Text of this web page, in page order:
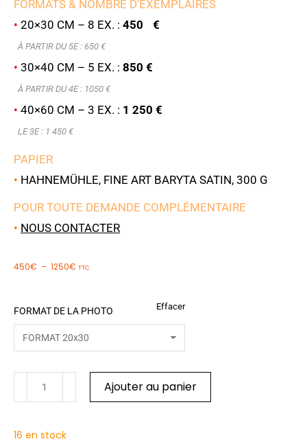
FORMATS & NOMBRE D’EXEMPLAIRES
• 20×30 CM – 8 EX. : 450 €
À PARTIR DU 5E : 650 €
• 30×40 CM – 5 EX. : 850 €
À PARTIR DU 4E : 1050 €
• 40×60 CM – 3 EX. : 1 250 €
LE 3E : 1 450 €
PAPIER
• HAHNEMÜHLE, FINE ART BARYTA SATIN, 300 G
POUR TOUTE DEMANDE COMPLÉMENTAIRE
• NOUS CONTACTER
450€ – 1250€ TTC
FORMAT DE LA PHOTO Effacer
Ajouter au panier
16 en stock